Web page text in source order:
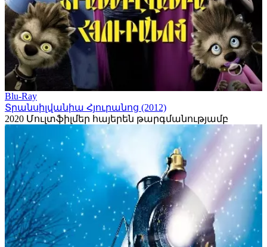
Blu-Ray
Տրանսիլվանիա Հյուրանոց (2012)
2020 Մուլտֆիլմեր հայերեն թարգմանությամբ